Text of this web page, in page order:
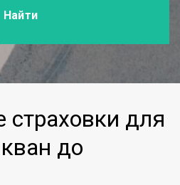
Найти
страховки для
до